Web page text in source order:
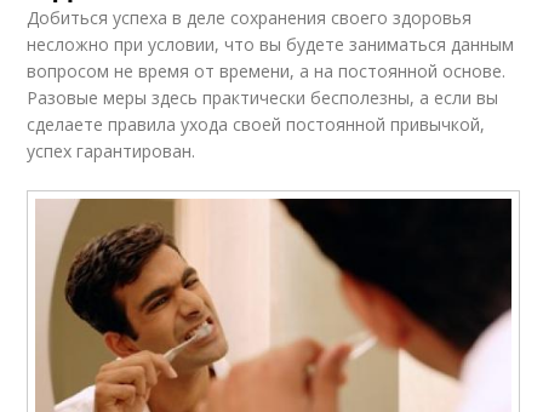
Добиться успеха в деле сохранения своего здоровья
несложно при условии, что вы будете заниматься данным
вопросом не время от времени, а на постоянной основе.
Разовые меры здесь практически бесполезны, а если вы
сделаете правила ухода своей постоянной привычкой,
успех гарантирован.